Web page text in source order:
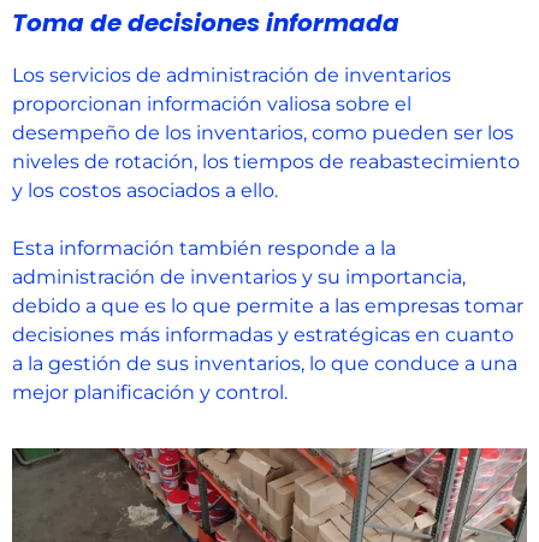
Toma de decisiones informada
Los servicios de administración de inventarios
proporcionan información valiosa sobre el
desempeño de los inventarios, como pueden ser los
niveles de rotación, los tiempos de reabastecimiento
y los costos asociados a ello.
Esta información también responde a la
administración de inventarios y su importancia,
debido a que es lo que permite a las empresas tomar
decisiones más informadas y estratégicas en cuanto
a la gestión de sus inventarios, lo que conduce a una
mejor planificación y control.